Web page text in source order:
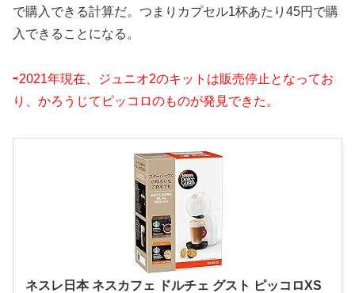
で購入できる計算だ。つまりカプセル1杯あたり45円で購
入できることになる。
⇨2021年現在、ジュニオ2のキットは販売停止となってお
り、かろうじてピッコロのものが発見できた。
ネスレ日本 ネスカフェ ドルチェ グスト ピッコロXS